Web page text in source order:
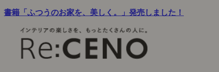
書籍「ふつうのお家を、美しく。」発売しました！